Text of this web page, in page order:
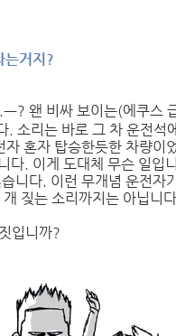
는거지?
? 왠 비싸 보이는(에쿠스
. 소리는 바로 그 차 운전석
혼자 탑승한듯한 차량이
다. 이게 도대체 무슨 일입
니다. 이런 무개념 운전자
짖는 소리까지는 아닙니
입니까?